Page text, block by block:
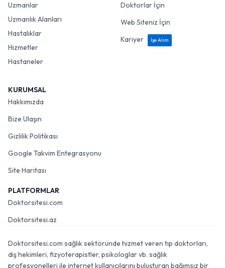
Uzmanlar
Uzmanlık Alanları
Hastalıklar
Hizmetler
Hastaneler
Doktorlar İçin
Web Siteniz İçin
Kariyer
İşe Alım
KURUMSAL
Hakkımızda
Bize Ulaşın
Gizlilik Politikası
Google Takvim Entegrasyonu
Site Haritası
PLATFORMLAR
Doktorsitesi.com
Doktorsitesi.az
Doktorsitesi.com sağlık sektöründe hizmet veren tıp doktorları,
diş hekimleri, fizyoterapistler, psikologlar vb. sağlık
profesyonelleri ile internet kullanıcılarını buluşturan bağımsız bir